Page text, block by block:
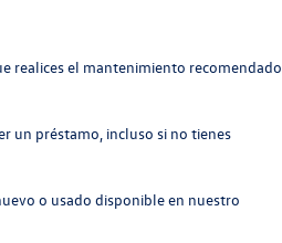
realices el mantenimiento recomendado
un préstamo, incluso si no tienes
o usado disponible en nuestro